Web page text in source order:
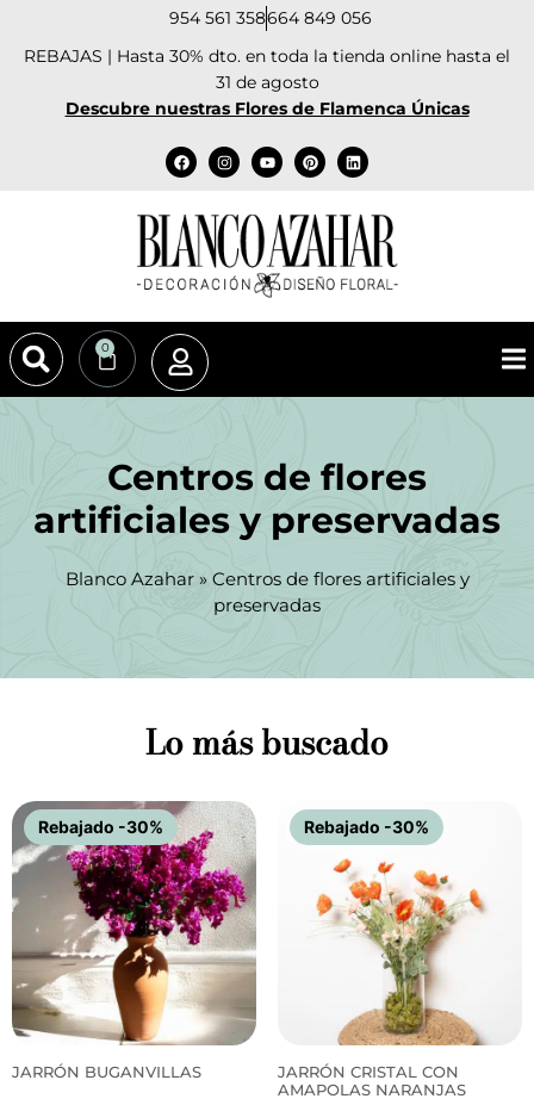
954 561 358664 849 056
REBAJAS | Hasta 30% dto. en toda la tienda online hasta el
31 de agosto
Descubre nuestras Flores de Flamenca Únicas
0
Centros de flores
artificiales y preservadas
Blanco Azahar» Centros de flores artificiales y
preservadas
Lo más buscado
Rebajado -30%
JARRÓN BUGANVILLAS
Rebajado -30%
JARRÓN CRISTAL CON
AMAPOLAS NARANJAS